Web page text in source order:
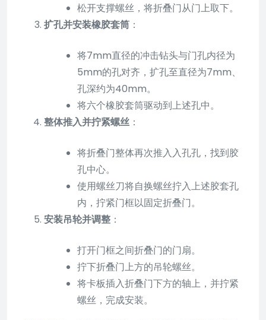
松开支撑螺丝，将折叠门从门上取下。
扩孔并安装橡胶套筒 ：
将7mm直径的冲击钻头与门孔内径为
5mm的孔对齐，扩孔至直径为7mm、
孔深约为40mm。
将六个橡胶套筒驱动到上述孔中。
整体推入并拧紧螺丝 ：
将折叠门整体再次推入入孔孔，找到胶
孔中心。
使用螺丝刀将自换螺丝拧入上述胶套孔
内，拧紧门框以固定折叠门。
安装吊轮并调整 ：
打开门框之间折叠门的门扇。
拧下折叠门上方的吊轮螺丝。
将卡板插入折叠门下方的轴上，并拧紧
螺丝，完成安装。